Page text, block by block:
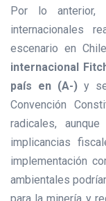
Por lo anterior,
internacionales
escenario en
internacional
país en (A-) y
Convención
radicales,
implicancias
implementación
ambientales